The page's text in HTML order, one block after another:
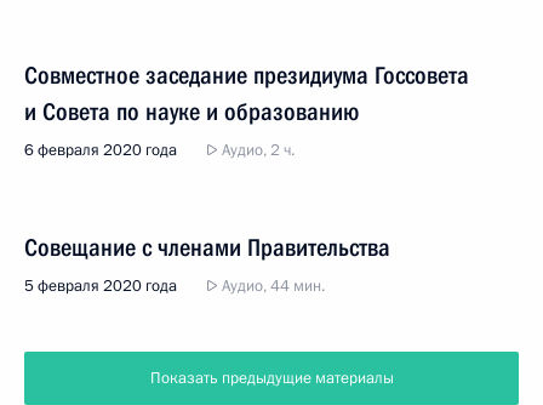
Совместное заседание президиума Госсовета
и Совета по науке и образованию
6 февраля 2020 года Аудио, 2 ч.
Совещание с членами Правительства
5 февраля 2020 года Аудио, 44 мин.
Показать предыдущие материалы